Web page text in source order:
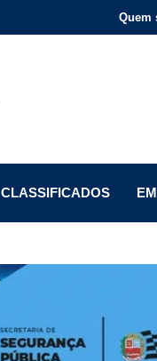
Quem
CLASSIFICADOS